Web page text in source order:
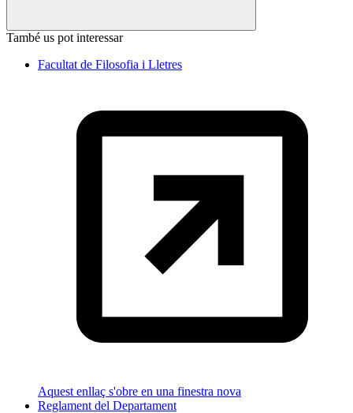
També us pot interessar
Facultat de Filosofia i Lletres
Aquest enllaç s'obre en una finestra nova
Reglament del Departament